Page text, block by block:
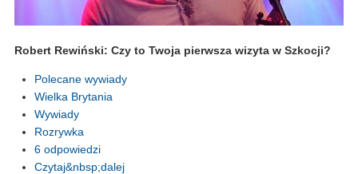
Robert Rewiński: Czy to Twoja pierwsza wizyta w Szkocji?
Polecane wywiady
Wielka Brytania
Wywiady
Rozrywka
6 odpowiedzi
Czytaj&nbsp;dalej